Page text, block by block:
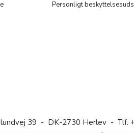
Personligt
39 - DK-2730 Herlev - Tlf.